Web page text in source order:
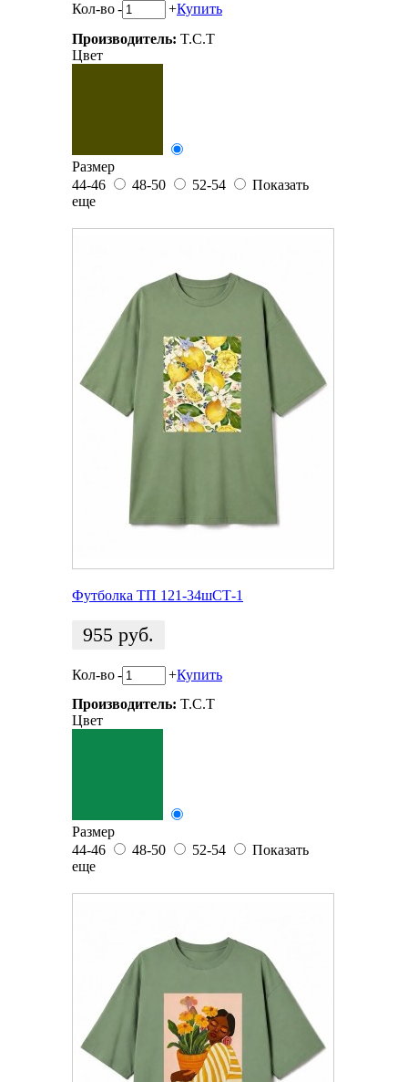
Кол-во- +Купить
Производитель: T.C.T
Цвет
Размер
44-46
48-50 52-54
Показать
еще
Футболка ТП 121-34шСТ-1
955 руб.
Кол-во- +Купить
Производитель: T.C.T
Цвет
Размер
44-46
48-50 52-54
Показать
еще